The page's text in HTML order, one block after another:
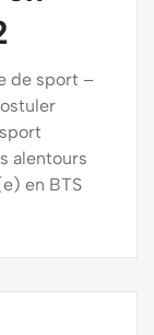
de sport –
alentours
en BTS